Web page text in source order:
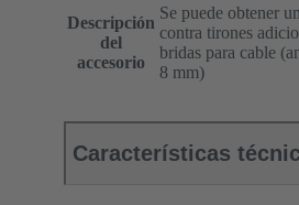
Descripción
del
accesorio
Se puede obtener
contra tirones
bridas para cable
8 mm)
Características